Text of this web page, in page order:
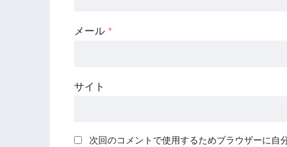
メール *
サイト
次回のコメントで使用するためブラウザーに自